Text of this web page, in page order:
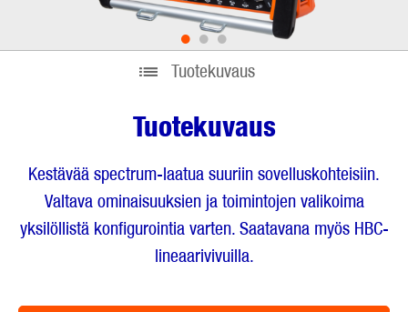
• ••
Tuotekuvaus
Tuotekuvaus
Kestävää spectrum-laatua suuriin sovelluskohteisiin.
Valtava ominaisuuksien ja toimintojen valikoima
yksilöllistä konfigurointia varten. Saatavana myös HBC-
lineaarivivuilla.